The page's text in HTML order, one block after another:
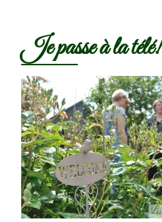
Je passe à la télé!